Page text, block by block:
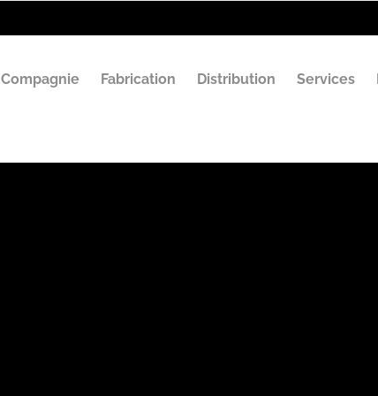
Compagnie Fabrication Distribution Services